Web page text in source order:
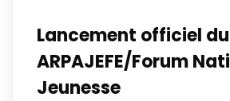
Lancement officiel
ARPAJEFE/Forum
Jeunesse